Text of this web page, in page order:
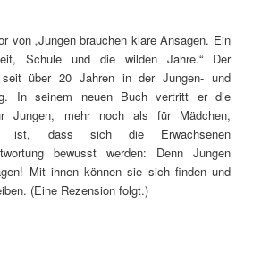
von „Jungen brauchen klare Ansagen. Ein
Schule und die wilden Jahre.“ Der
seit über 20 Jahren in der Jungen- und
In seinem neuen Buch vertritt er die
Jungen, mehr noch als für Mädchen,
ist, dass sich die Erwachse­nen
bewusst werden: Denn Jungen
Mit ihnen können sie sich finden und
(Eine Rezension folgt.)